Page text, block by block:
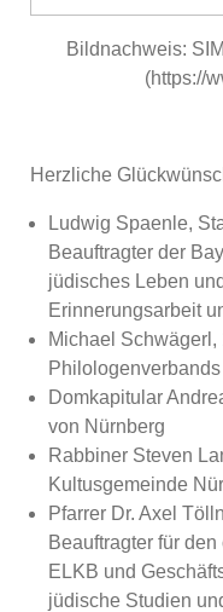
Bildnachweis:
(https://
Herzliche
Ludwig Spaenle,
Beauftragter der
jüdisches Leben
Erinnerungsarbeit
Michael
Domkapitular
von Nürnberg
Rabbiner Steven
Kultusgemeinde
Pfarrer Dr. Axel
Beauftragter für
ELKB und
jüdische Studien